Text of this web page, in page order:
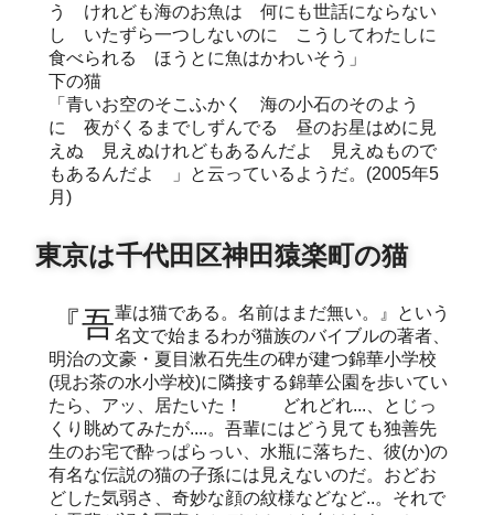
う けれども海のお魚は 何にも世話にならない
し いたずら一つしないのに こうしてわたしに
食べられる ほうとに魚はかわいそう」
下の猫
「青いお空のそこふかく 海の小石のそのよう
に 夜がくるまでしずんでる 昼のお星はめに見
えぬ 見えぬけれどもあるんだよ 見えぬもので
もあるんだよ 」と云っているようだ。(2005年5
月)
東京は千代田区神田猿楽町の猫
『吾輩は猫である。名前はまだ無い。』という名文で始まるわが猫族のバイブルの著者、
明治の文豪・夏目漱石先生の碑が建つ錦華小学校
(現お茶の水小学校)に隣接する錦華公園を歩いてい
たら、アッ、居たいた！ どれどれ...、とじっ
くり眺めてみたが....。吾輩にはどう見ても独善先
生のお宅で酔っぱらっい、水瓶に落ちた、彼(か)の
有名な伝説の猫の子孫には見えないのだ。おどお
どした気弱さ、奇妙な顔の紋様などなど..。それで